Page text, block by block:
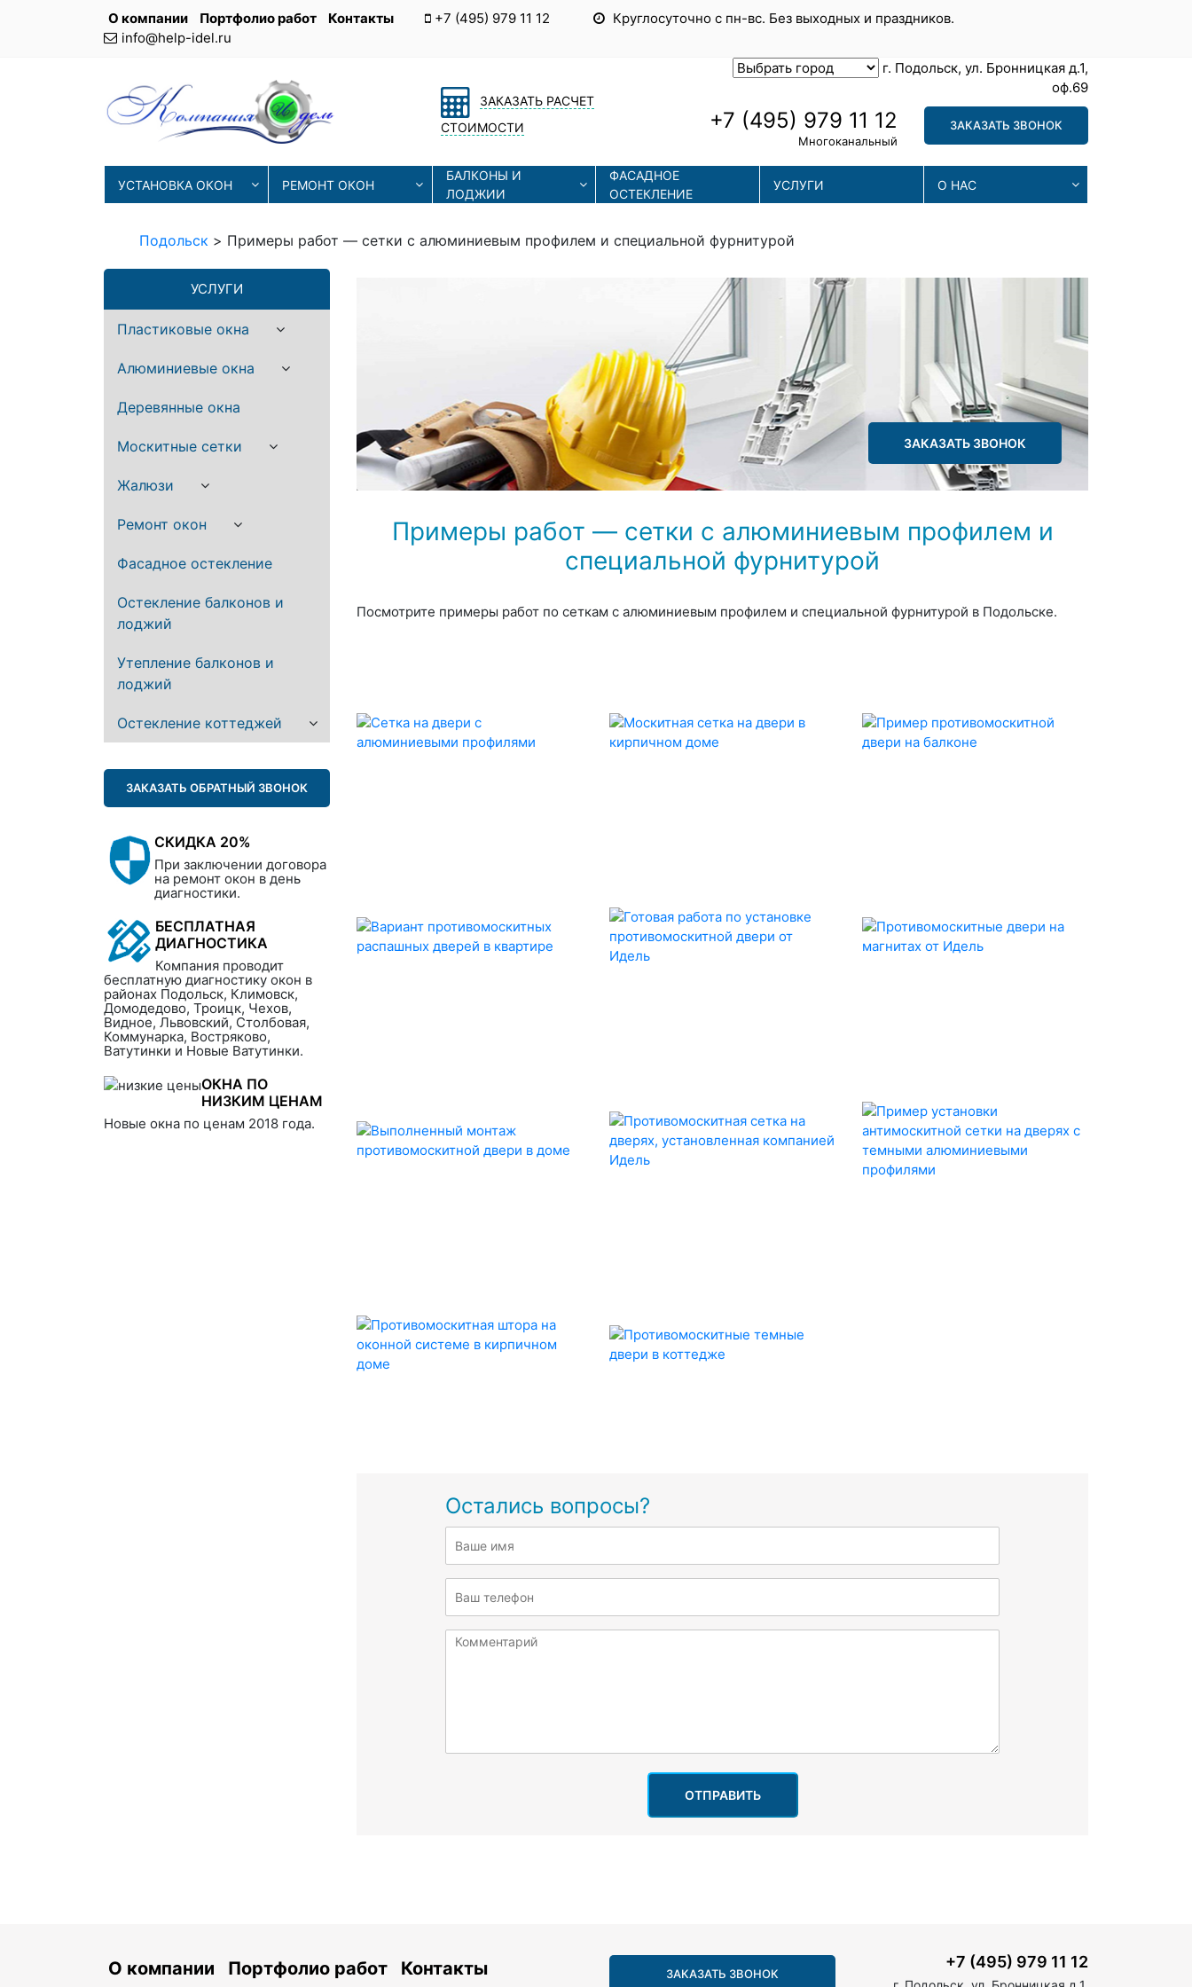
О компании Портфолио работ Контакты +7 (495) 979 11 12
Круглосуточно с пн-вс. Без выходных и праздников.
info@help-idel.ru
ЗАКАЗАТЬ РАСЧЕТ
СТОИМОСТИ
г. Подольск, ул. Бронницкая д.1,
оф.69
+7 (495) 979 11 12
Многоканальный
ЗАКАЗАТЬ ЗВОНОК
УСТАНОВКА ОКОН РЕМОНТ ОКОН
БАЛКОНЫ И
ЛОДЖИИ
ФАСАДНОЕ
ОСТЕКЛЕНИЕ
УСЛУГИ О НАС
Подольск > Примеры работ — сетки с алюминиевым профилем и специальной фурнитурой
УСЛУГИ
Пластиковые окна
Алюминиевые окна
Деревянные окна
Москитные сетки
Жалюзи
Ремонт окон
Фасадное остекление
Остекление балконов и
лоджий
Утепление балконов и
лоджий
Остекление коттеджей
ЗАКАЗАТЬ ОБРАТНЫЙ ЗВОНОК
СКИДКА 20%
При заключении договора
на ремонт окон в день
диагностики.
БЕСПЛАТНАЯ
ДИАГНОСТИКА
Компания проводит
бесплатную диагностику окон в
районах Подольск, Климовск,
Домодедово, Троицк, Чехов,
Видное, Львовский, Столбовая,
Коммунарка, Востряково,
Ватутинки и Новые Ватутинки.
ОКНА ПО
НИЗКИМ ЦЕНАМ
Новые окна по ценам 2018 года.
ЗАКАЗАТЬ ЗВОНОК
Примеры работ — сетки с алюминиевым профилем и
специальной фурнитурой
Посмотрите примеры работ по сеткам с алюминиевым профилем и специальной фурнитурой в Подольске.
Остались вопросы?
ОТПРАВИТЬ
О компании Портфолио работ Контакты ЗАКАЗАТЬ ЗВОНОК
+7 (495) 979 11 12